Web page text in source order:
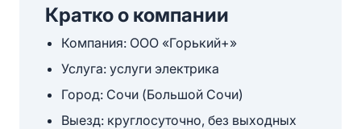
Кратко о компании
Компания: ООО «Горький+»
Услуга: услуги электрика
Город: Сочи (Большой Сочи)
Выезд: круглосуточно, без выходных